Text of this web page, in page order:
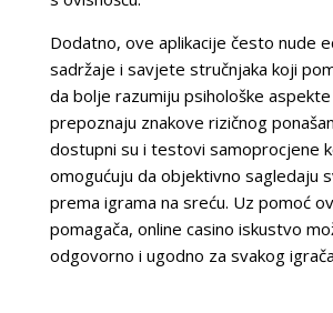
Dodatno, ove aplikacije često nude
sadržaje i savjete stručnjaka koji
da bolje razumiju psihološke
prepoznaju znakove rizičnog
dostupni su i testovi samoprocjene
omogućuju da objektivno sagledaju
prema igrama na sreću. Uz pomoć
pomagača, online casino iskustvo
odgovorno i ugodno za svakog